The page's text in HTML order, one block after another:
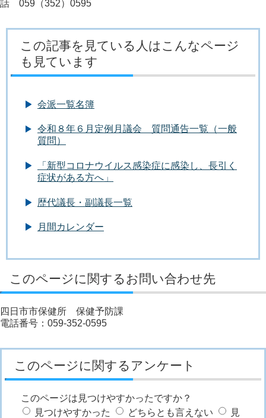
話 059（352）0595
この記事を見ている人はこんなページ
も見ています
会派一覧名簿
令和８年６月定例月議会 質問通告一覧（一般
質問）
「新型コロナウイルス感染症に感染し、長引く
症状がある方へ」
歴代議長・副議長一覧
月間カレンダー
このページに関するお問い合わせ先
四日市市保健所 保健予防課
電話番号：059-352-0595
このページに関するアンケート
このページは見つけやすかったですか？
見つけやすかった
どちらとも言えない
見